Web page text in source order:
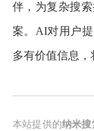
伴，为复杂搜
案。AI对用户
多有价值信息，
本站提供的纳米搜